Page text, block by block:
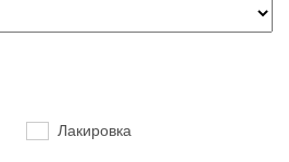
Лакировка